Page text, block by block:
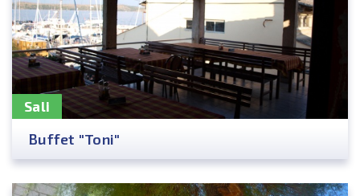
Sali
Buffet "Toni"